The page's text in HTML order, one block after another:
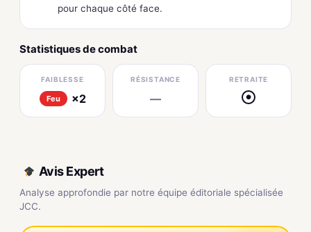
pour chaque côté face.
Statistiques de combat
FAIBLESSE
Feu ×2
RÉSISTANCE
—
RETRAITE
●
Avis Expert
Analyse approfondie par notre équipe éditoriale spécialisée
JCC.